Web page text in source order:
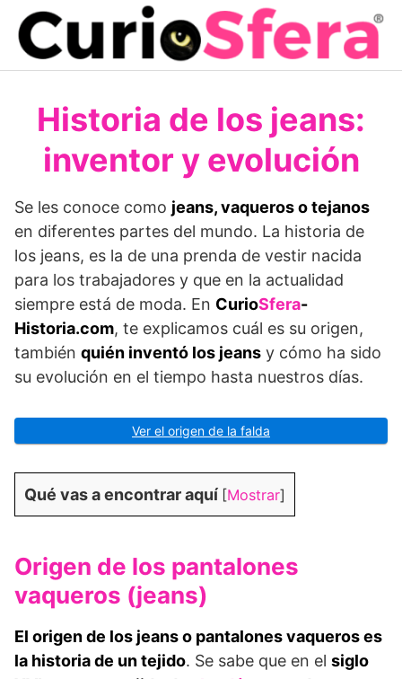
Saltar
contenido
Historia de los jeans:
inventor y evolución
Se les conoce como jeans, vaqueros o tejanos
en diferentes partes del mundo. La historia de
los jeans, es la de una prenda de vestir nacida
para los trabajadores y que en la actualidad
siempre está de moda. En CurioSfera-
Historia.com, te explicamos cuál es su origen,
también quién inventó los jeans y cómo ha sido
su evolución en el tiempo hasta nuestros días.
Ver el origen de la falda
Qué vas a encontrar aquí [Mostrar]
Origen de los pantalones
vaqueros (jeans)
El origen de los jeans o pantalones vaqueros es
la historia de un tejido. Se sabe que en el siglo